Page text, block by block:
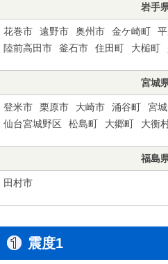
岩手
花巻市 遠野市 奥州市 金ケ崎町
陸前高田市
釜石市 住田町 大槌町
宮城
登米市 栗原市 大崎市 涌谷町 宮
仙台宮城野区
松島町 大郷町 大衡
福島
田村市
震度1